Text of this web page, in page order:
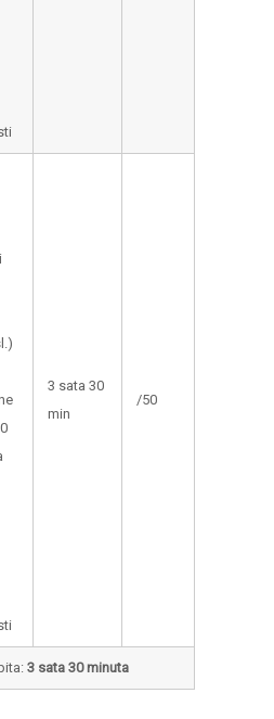
3 sata 30
min
/50
3 sata 30 minuta